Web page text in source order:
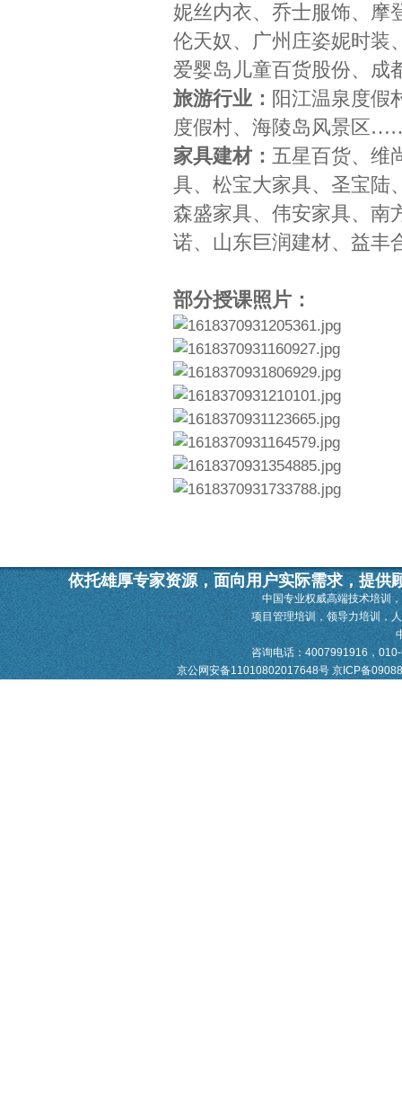
妮丝内衣、乔士服饰、摩
伦天奴、广州庄姿妮时装
爱婴岛儿童百货股份、
旅游行业： 阳江温泉度假
度假村、海陵岛风景区
家具建材： 五星百货、维
具、松宝大家具、圣宝陆
森盛家具、伟安家具、南
诺、山东巨润建材、益
部分授课照片：
依托雄厚专家资源，面向用户实际需求，提供
中国专业权威高端技术培训
项目管理培训，领导力培训
咨询电话：4007991916，
京公网安备11010802017648号京ICP备